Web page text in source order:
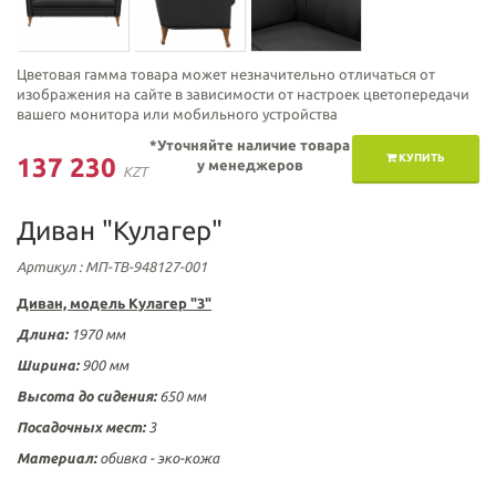
Цветовая гамма товара может незначительно отличаться от
изображения на сайте в зависимости от настроек цветопередачи
вашего монитора или мобильного устройства
137 230 KZT
КУПИТЬ
*Уточняйте наличие товара
у менеджеров
Диван "Кулагер"
Артикул: МП-ТВ-948127-001
Диван, модель Кулагер "3"
Длина: 1970 мм
Ширина:900 мм
Высота до сидения: 650 мм
Посадочных мест:3
Материал: обивка - эко-кожа